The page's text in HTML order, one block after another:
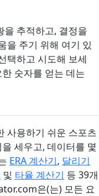
을 추적하고, 결정을
을 주기 위해 여기 있
택하고 시도해 보세
숫자를 얻는 데는
사용하기 쉬운 스포츠
세우고, 데이터를 몇
ERA 계산기, 달리기
및 타율 계산기 등 39개
은(는) 모든 요